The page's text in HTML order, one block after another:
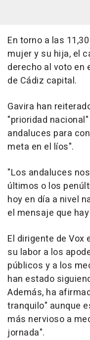
En torno a las
mujer y su hija, el
derecho al voto en
de Cádiz capital.
Gavira han
"prioridad
andaluces para
meta en el líos".
"Los andaluces
últimos o los
hoy en día a nivel
el mensaje que
El dirigente de Vox
su labor a los
públicos y a los
han estado
Además, ha
tranquilo" aunque
más nervioso a
jornada".